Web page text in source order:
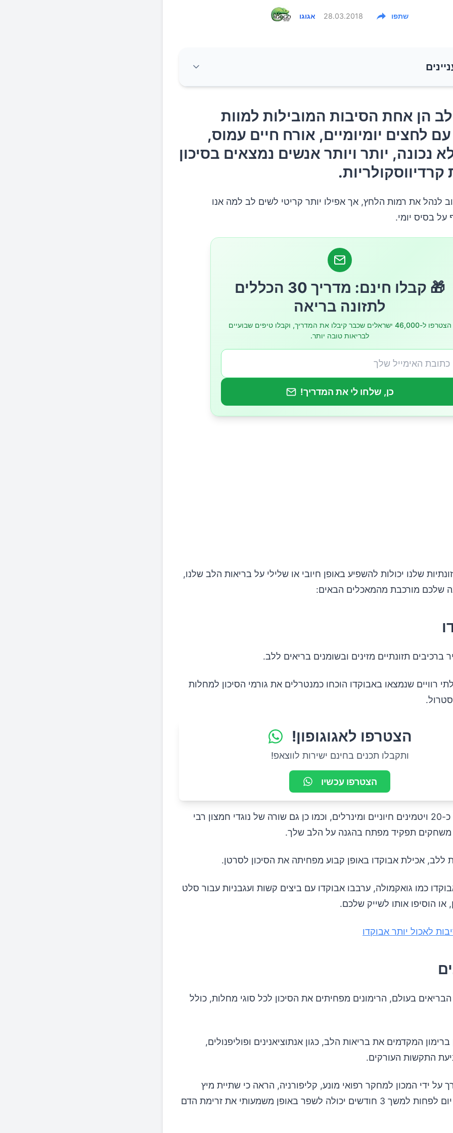
אגוגו 28.03.2018 שתפו
הן אחת הסיבות המובילות למוות בעולם. עם לחצים יומיומיים,
עמוס, ותזונה לא נכונה, יותר ויותר אנשים נמצאים בסיכון
הן אחת הסיבות המובילות למוות
לחצים יומיומיים, אורח חיים עמוס,
נכונה, יותר ויותר אנשים נמצאים בסיכון
לנהל את רמות הלחץ, אך אפילו יותר קריטי לשים לב למה אנו
על בסיס יומי.
🎁 קבלו חינם: מדריך 30 הכללים
לתזונה בריאה
הצטרפו ל-46,000 ישראלים שכבר קיבלו את המדריך, וקבלו טיפים שבועיים
לבריאות טובה יותר.
כן, שלחו לי את המדריך!
שלנו יכולות להשפיע באופן חיובי או שלילי על בריאות הלב שלנו,
שלכם מורכבת מהמאכלים הבאים:
ברכיבים תזונתיים מזינים ובשומנים בריאים ללב.
רוויים שנמצאו באבוקדו הוכחו כמנטרלים את גורמי הסיכון למחלות
הצטרפו לאגוגופון!
ותקבלו תכנים בחינם ישירות לווצאפ!
הצטרפו עכשיו
אבוקדו מכיל כ-20 ויטמינים חיוניים ומינרלים, וכמו כן גם שורה של נוגדי חמצון רבי
תפקיד מפתח בהגנה על הלב שלך.
ללב, אכילת אבוקדו באופן קבוע מפחיתה את הסיכון לסרטן.
כמו גואקמולה, ערבבו אבוקדו עם ביצים קשות ועגבניות עבור סלט
או הוסיפו אותו לשייק שלכם.
בעולם, הרימונים מפחיתים את הסיכון לכל סוגי מחלות, כולל
ברימון המקדמים את בריאות הלב, כגון אנתוציאנינים ופוליפנולים,
התקשות העורקים.
על ידי המכון למחקר רפואי מונע, קליפורניה, הראה כי שתיית מיץ
רימונים בכל יום לפחות למשך 3 חודשים יכולה לשפר באופן משמעותי את זרימת הדם